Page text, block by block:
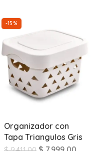
-15%
Organizador con
Tapa Triangulos Gris